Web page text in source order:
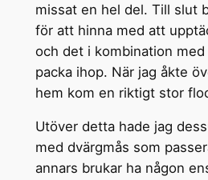
missat en hel del. Till slut
för att hinna med att
och det i kombination
packa ihop. När jag åkte
hem kom en riktigt stor
Utöver detta hade jag
med dvärgmås som
annars brukar ha någon